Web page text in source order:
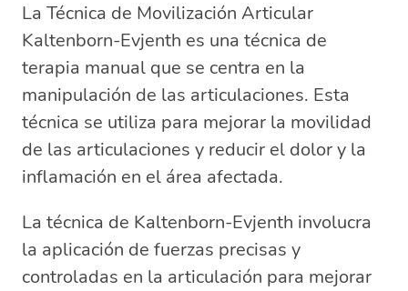
La Técnica de Movilización Articular
Kaltenborn-Evjenth es una técnica de
terapia manual que se centra en la
manipulación de las articulaciones. Esta
técnica se utiliza para mejorar la movilidad
de las articulaciones y reducir el dolor y la
inflamación en el área afectada.
La técnica de Kaltenborn-Evjenth involucra
la aplicación de fuerzas precisas y
controladas en la articulación para mejorar